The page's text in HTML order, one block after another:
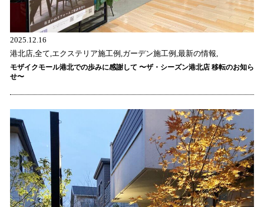
2025.12.16
港北店,全て,エクステリア施工例,ガーデン施工例,最新の情報,
モザイクモール港北での歩みに感謝して 〜ザ・シーズン港北店 移転のお知ら
せ〜